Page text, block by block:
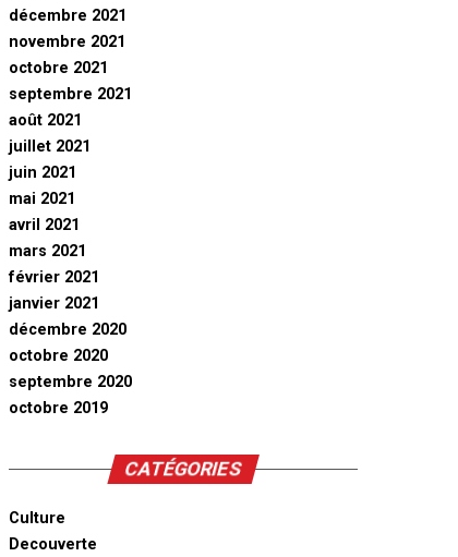
décembre 2021
novembre 2021
octobre 2021
septembre 2021
août 2021
juillet 2021
juin 2021
mai 2021
avril 2021
mars 2021
février 2021
janvier 2021
décembre 2020
octobre 2020
septembre 2020
octobre 2019
CATÉGORIES
Culture
Decouverte